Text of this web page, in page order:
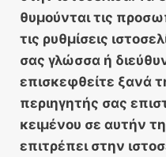
θυμούνται τις
τις ρυθμίσεις
σας γλώσσα ή
επισκεφθείτε ξανά
περιηγητής σας
κειμένου σε αυτήν
επιτρέπει στην